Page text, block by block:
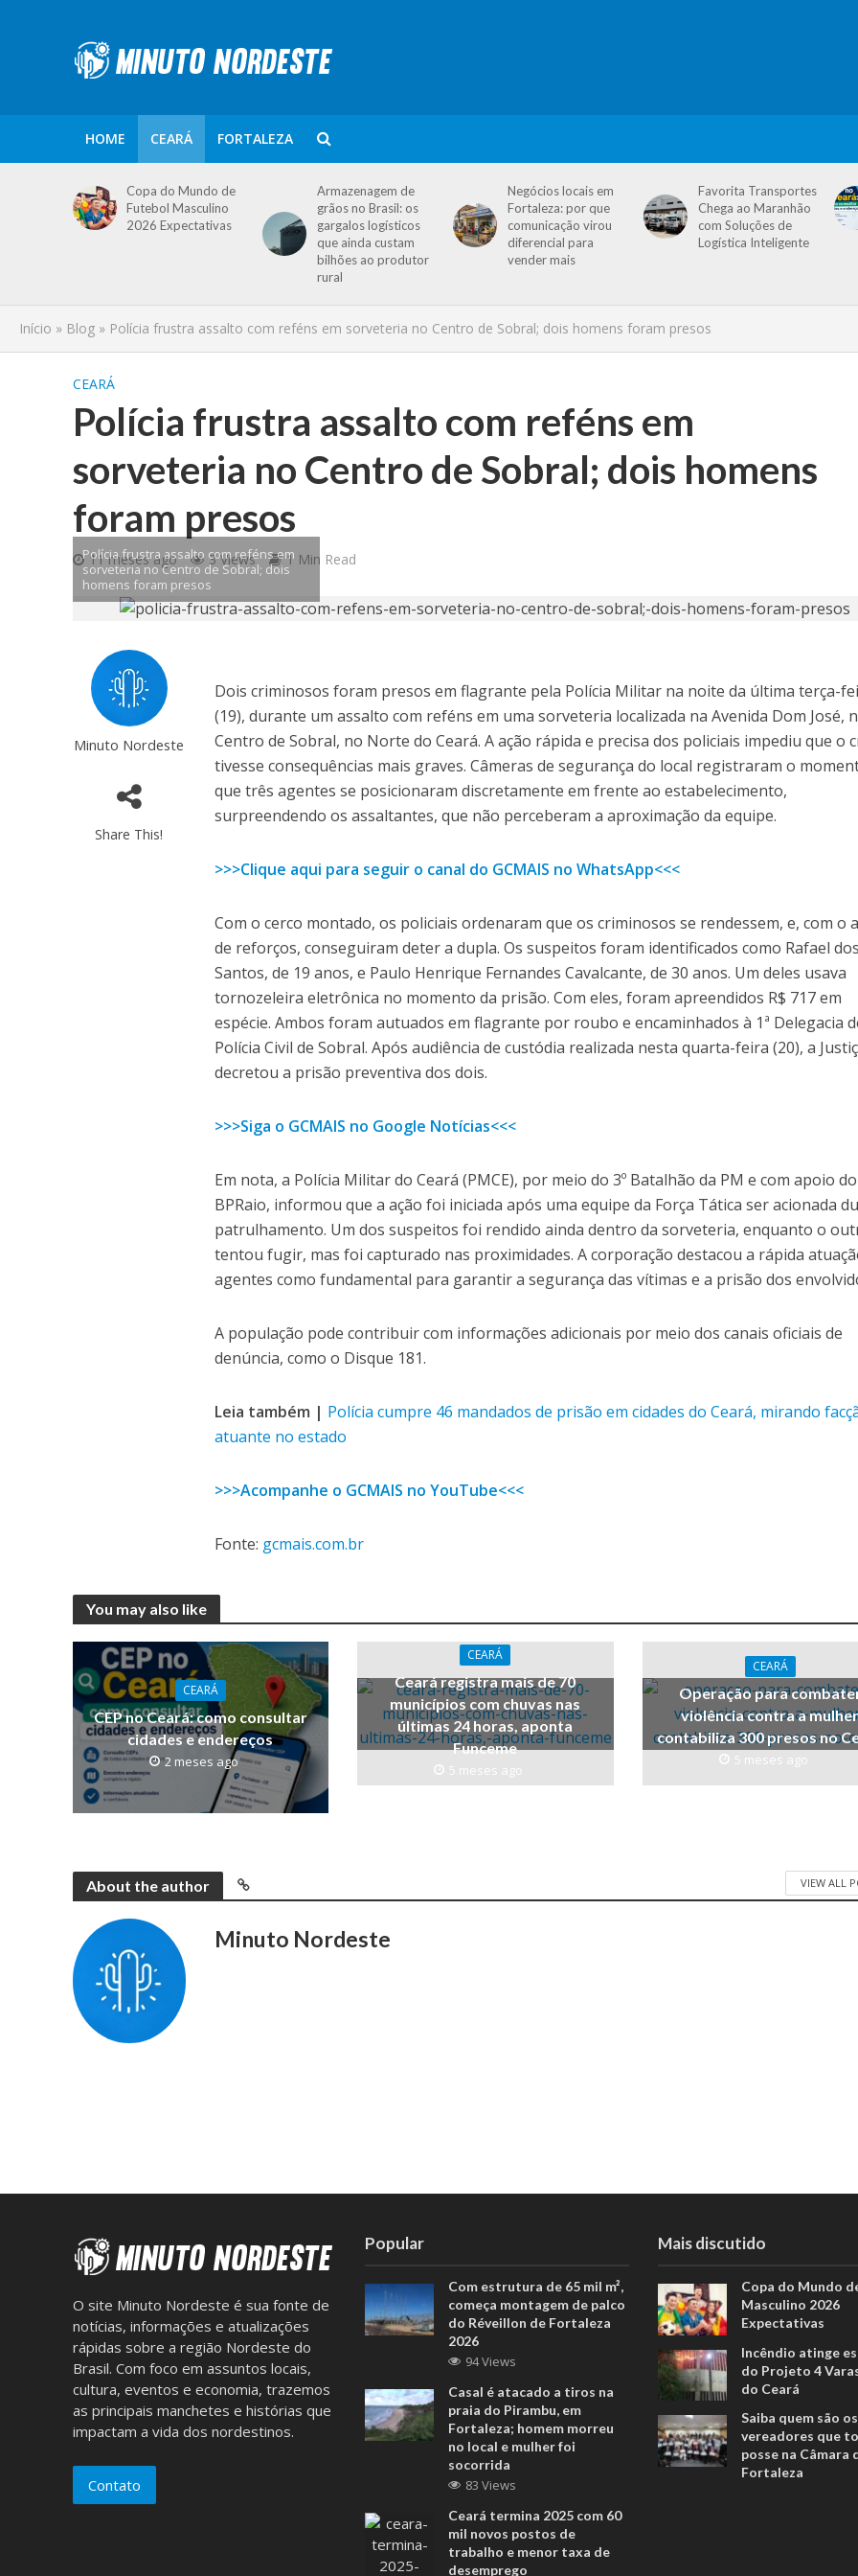
HOME CEARÁ FORTALEZA
Copa do Mundo de
Futebol Masculino
2026 Expectativas
Armazenagem de
grãos no Brasil: os
gargalos logísticos
que ainda custam
bilhões ao produtor
rural
Negócios locais em
Fortaleza: por que
comunicação virou
diferencial para
vender mais
Favorita Transportes
Chega ao Maranhão
com Soluções de
Logística Inteligente
Início » Blog » Polícia frustra assalto com reféns em sorveteria no Centro de Sobral; dois homens foram presos
CEARÁ
Polícia frustra assalto com reféns em
sorveteria no Centro de Sobral; dois homens
foram presos
11 meses ago 3 Views 1 Min Read
Polícia frustra assalto com reféns em
sorveteria no Centro de Sobral; dois
homens foram presos
Minuto Nordeste
Share This!
Dois criminosos foram presos em flagrante pela Polícia Militar na noite da última terça-
(19), durante um assalto com reféns em uma sorveteria localizada na Avenida Dom José,
Centro de Sobral, no Norte do Ceará. A ação rápida e precisa dos policiais impediu que o
tivesse consequências mais graves. Câmeras de segurança do local registraram o
que três agentes se posicionaram discretamente em frente ao estabelecimento,
surpreendendo os assaltantes, que não perceberam a aproximação da equipe.
>>>Clique aqui para seguir o canal do GCMAIS no WhatsApp<<<
Com o cerco montado, os policiais ordenaram que os criminosos se rendessem, e, com o
de reforços, conseguiram deter a dupla. Os suspeitos foram identificados como Rafael dos
Santos, de 19 anos, e Paulo Henrique Fernandes Cavalcante, de 30 anos. Um deles usava
tornozeleira eletrônica no momento da prisão. Com eles, foram apreendidos R$ 717 em
espécie. Ambos foram autuados em flagrante por roubo e encaminhados à 1ª Delegacia
Polícia Civil de Sobral. Após audiência de custódia realizada nesta quarta-feira (20), a
decretou a prisão preventiva dos dois.
>>>Siga o GCMAIS no Google Notícias<<<
Em nota, a Polícia Militar do Ceará (PMCE), por meio do 3º Batalhão da PM e com apoio do
BPRaio, informou que a ação foi iniciada após uma equipe da Força Tática ser acionada
patrulhamento. Um dos suspeitos foi rendido ainda dentro da sorveteria, enquanto o
tentou fugir, mas foi capturado nas proximidades. A corporação destacou a rápida
agentes como fundamental para garantir a segurança das vítimas e a prisão dos
A população pode contribuir com informações adicionais por meio dos canais oficiais de
denúncia, como o Disque 181.
Leia também | Polícia cumpre 46 mandados de prisão em cidades do Ceará, mirando
atuante no estado
>>>Acompanhe o GCMAIS no YouTube<<<
Fonte: gcmais.com.br
You may also like
CEARÁ
CEP no Ceará: como consultar
cidades e endereços
2 meses ago
CEARÁ
Ceará registra mais de 70
municípios com chuvas nas
últimas 24 horas, aponta
Funceme
5 meses ago
CEARÁ
Operação para
violência contra a
contabiliza 300 presos no
5 meses ago
About the author VIEW ALL
Minuto Nordeste
O site Minuto Nordeste é sua fonte de
notícias, informações e atualizações
rápidas sobre a região Nordeste do
Brasil. Com foco em assuntos locais,
cultura, eventos e economia, trazemos
as principais manchetes e histórias que
impactam a vida dos nordestinos.
Contato
Popular
Com estrutura de 65 mil m²,
começa montagem de palco
do Réveillon de Fortaleza
2026
94 Views
Casal é atacado a tiros na
praia do Pirambu, em
Fortaleza; homem morreu
no local e mulher foi
socorrida
83 Views
Ceará termina 2025 com 60
mil novos postos de
trabalho e menor taxa de
desemprego
Mais discutido
Copa do Mundo
Masculino 2026
Expectativas
Incêndio atinge
do Projeto 4
do Ceará
Saiba quem são os
vereadores que
posse na Câmara
Fortaleza